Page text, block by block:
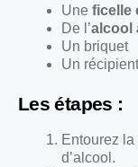
Une ficelle
De l’alcool
Un briquet
Un récipient
Les étapes :
Entourez
d’alcool.